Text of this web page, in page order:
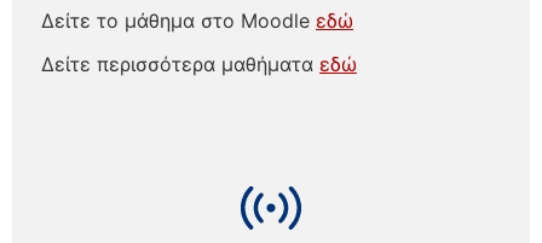
Δείτε το μάθημα στο Moodle εδώ
Δείτε περισσότερα μαθήματα εδώ